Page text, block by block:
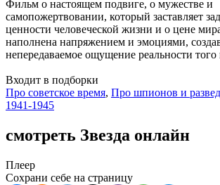
Фильм о настоящем подвиге, о мужестве и
самопожертвовании, который заставляет
ценности человеческой жизни и о цене
наполнена напряжением и эмоциями,
непередаваемое ощущение реальности того
Входит в подборки
Про советское время, Про шпионов и
1941-1945
смотреть Звезда онлайн
Плеер
Сохрани себе на страницу